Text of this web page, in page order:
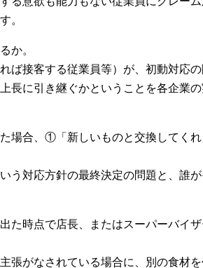
。
か。
ば接客する従業員等）が、初動対応
長に引き継ぐかということを各企業
場合、①「新しいものと交換してく
対応方針の最終決定の問題と、誰
時点で店長、またはスーパーバイ
張がなされている場合に、別の食材